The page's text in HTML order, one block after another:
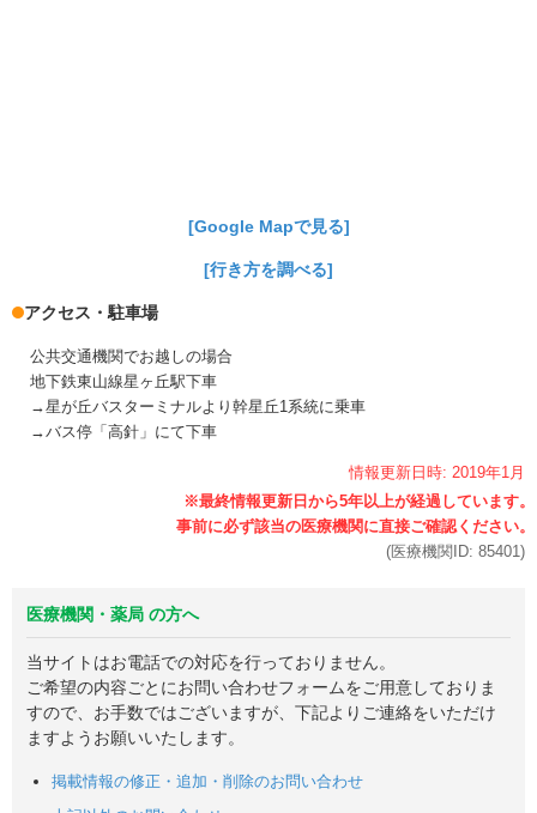
[Google Mapで見る]
[行き方を調べる]
アクセス・駐車場
公共交通機関でお越しの場合
地下鉄東山線星ヶ丘駅下車
→星が丘バスターミナルより幹星丘1系統に乗車
→バス停「高針」にて下車
情報更新日時: 2019年1月
(医療機関ID: 85401)
医療機関・薬局 の方へ
当サイトはお電話での対応を行っておりません。
ご希望の内容ごとにお問い合わせフォームをご用意しておりま
すので、お手数ではございますが、下記よりご連絡をいただけ
ますようお願いいたします。
掲載情報の修正・追加・削除のお問い合わせ